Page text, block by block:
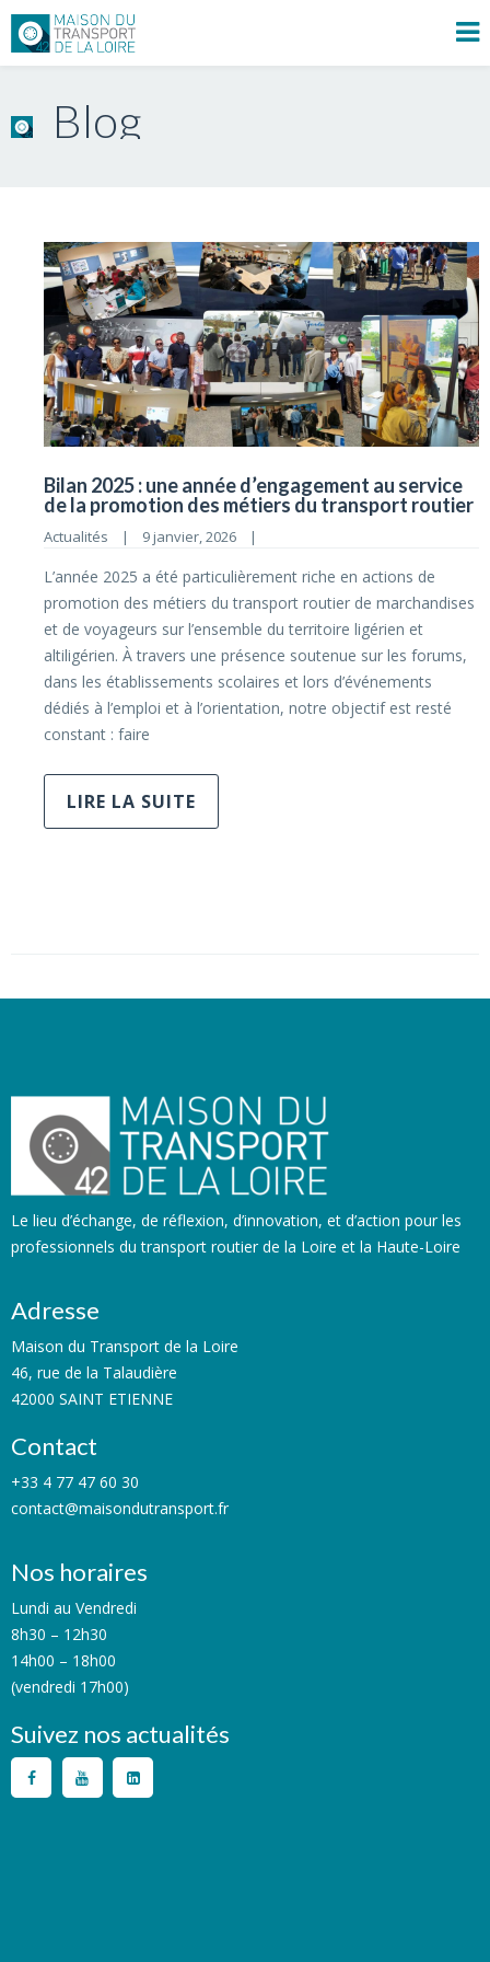
Blog
Bilan 2025 : une année d’engagement au service
de la promotion des métiers du transport routier
Actualités | 9 janvier, 2026 |
L’année 2025 a été particulièrement riche en actions de
promotion des métiers du transport routier de marchandises
et de voyageurs sur l’ensemble du territoire ligérien et
altiligérien. À travers une présence soutenue sur les forums,
dans les établissements scolaires et lors d’événements
dédiés à l’emploi et à l’orientation, notre objectif est resté
constant : faire
LIRE LA SUITE
Le lieu d’échange, de réflexion, d’innovation, et d’action pour les
professionnels du transport routier de la Loire et la Haute-Loire
Adresse
Maison du Transport de la Loire
46, rue de la Talaudière
42000 SAINT ETIENNE
Contact
+33 4 77 47 60 30
contact@maisondutransport.fr
Nos horaires
Lundi au Vendredi
8h30 – 12h30
14h00 – 18h00
(vendredi 17h00)
Suivez nos actualités